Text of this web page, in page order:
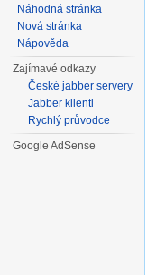
Náhodná stránka
Nová stránka
Nápověda
Zajímavé odkazy
České jabber servery
Jabber klienti
Rychlý průvodce
Google AdSense